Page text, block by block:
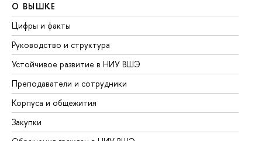
О ВЫШКЕ
Цифры и факты
Руководство и структура
Устойчивое развитие в НИУ ВШЭ
Преподаватели и сотрудники
Корпуса и общежития
Закупки